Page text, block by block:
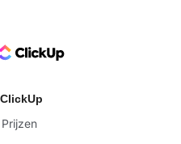
Logo
ClickUp
Prijzen